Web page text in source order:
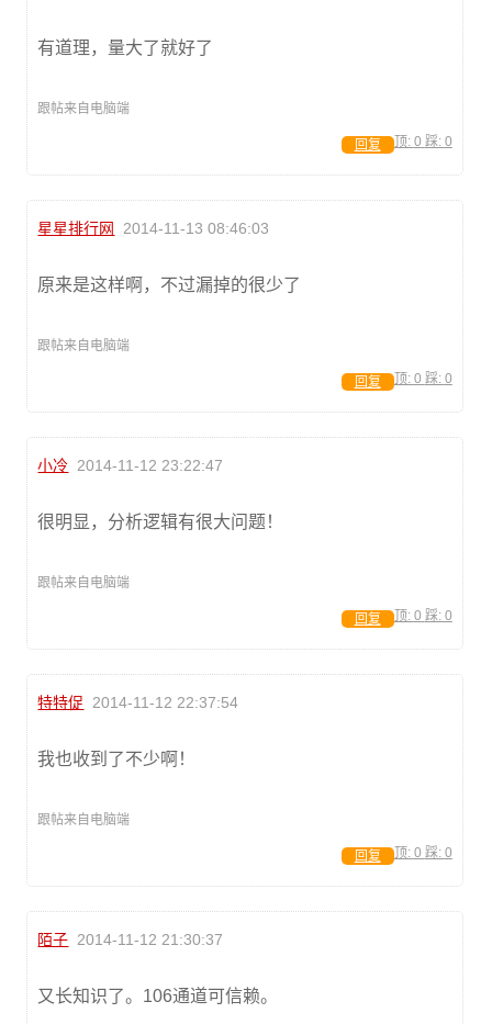
有道理，量大了就好了
跟帖来自电脑端
顶: 0 踩: 0
回复
星星排行网 2014-11-13 08:46:03
原来是这样啊，不过漏掉的很少了
跟帖来自电脑端
顶: 0 踩: 0
回复
小冷 2014-11-12 23:22:47
很明显，分析逻辑有很大问题！
跟帖来自电脑端
顶: 0 踩: 0
回复
特特促 2014-11-12 22:37:54
我也收到了不少啊！
跟帖来自电脑端
顶: 0 踩: 0
回复
陌子 2014-11-12 21:30:37
又长知识了。106通道可信赖。